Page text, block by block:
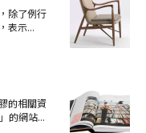
除了例行
表示...
的相關資
的網站...